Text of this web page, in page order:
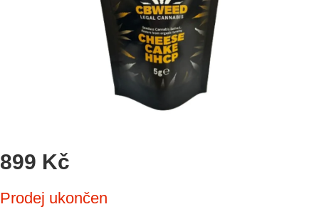
899 Kč
cena:
Prodej ukončen